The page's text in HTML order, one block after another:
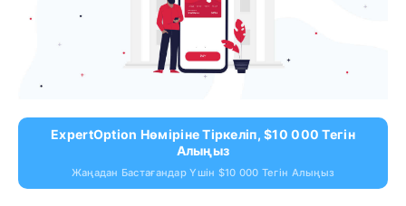
ExpertOption Нөміріне Тіркеліп, $10 000 Тегін
Алыңыз
Жаңадан Бастағандар Үшін $10 000 Тегін Алыңыз